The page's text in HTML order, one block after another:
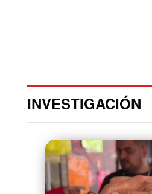
INVESTIGACIÓN